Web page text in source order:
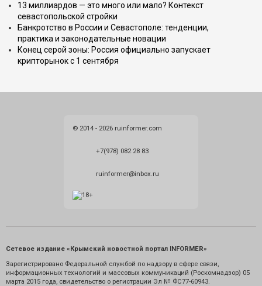
13 миллиардов — это много или мало? Контекст
севастопольской стройки
Банкротство в России и Севастополе: тенденции,
практика и законодательные новации
Конец серой зоны: Россия официально запускает
крипторынок с 1 сентября
© 2014 - 2026 ruinformer.com
+7(978) 082 28 83
ruinformer@inbox.ru
Сетевое издание «Крымский новостной портал INFORMER»
Зарегистрировано Федеральной службой по надзору в сфере связи,
информационных технологий и массовых коммуникаций (Роскомнадзор) 05
марта 2015 года, свидетельство о регистрации Эл № ФС77-60943.